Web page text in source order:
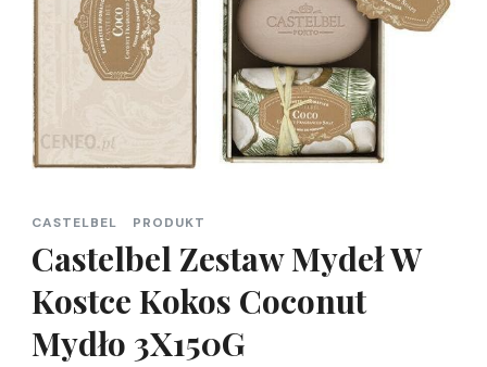
CASTELBEL PRODUKT
Castelbel Zestaw Mydeł W
Kostce Kokos Coconut
Mydło 3X150G